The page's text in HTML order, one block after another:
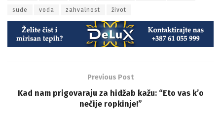
suđe voda zahvalnost život
Previous Post
Kad nam prigovaraju za hidžab kažu: “Eto vas k’o
nečije ropkinje!”